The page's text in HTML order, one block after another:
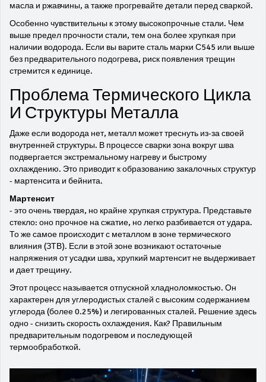
масла и ржавчины, а также прогревайте детали перед сваркой.
Особенно чувствительны к этому высокопрочные стали. Чем
выше предел прочности стали, тем она более хрупкая при
наличии водорода. Если вы варите сталь марки С545 или выше
без предварительного подогрева, риск появления трещин
стремится к единице.
Проблема Термического Цикла
И Структуры Металла
Даже если водорода нет, металл может треснуть из-за своей
внутренней структуры. В процессе сварки зона вокруг шва
подвергается экстремальному нагреву и быстрому
охлаждению. Это приводит к образованию закалочных структур
- мартенсита и бейнита.
Мартенсит
- это очень твердая, но крайне хрупкая структура. Представьте
стекло: оно прочное на сжатие, но легко разбивается от удара.
То же самое происходит с металлом в зоне термического
влияния (ЗТВ). Если в этой зоне возникают остаточные
напряжения от усадки шва, хрупкий мартенсит не выдерживает
и дает трещину.
Этот процесс называется отпускной хладноломкостью. Он
характерен для углеродистых сталей с высоким содержанием
углерода (более 0.25%) и легированных сталей. Решение здесь
одно - снизить скорость охлаждения. Как? Правильным
предварительным подогревом и последующей
термообработкой.